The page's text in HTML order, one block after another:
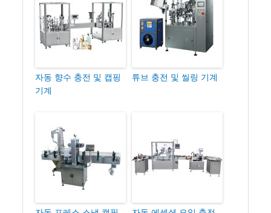
자동 향수 충전 및 캡핑
기계
튜브 충전 및 씰링 기계